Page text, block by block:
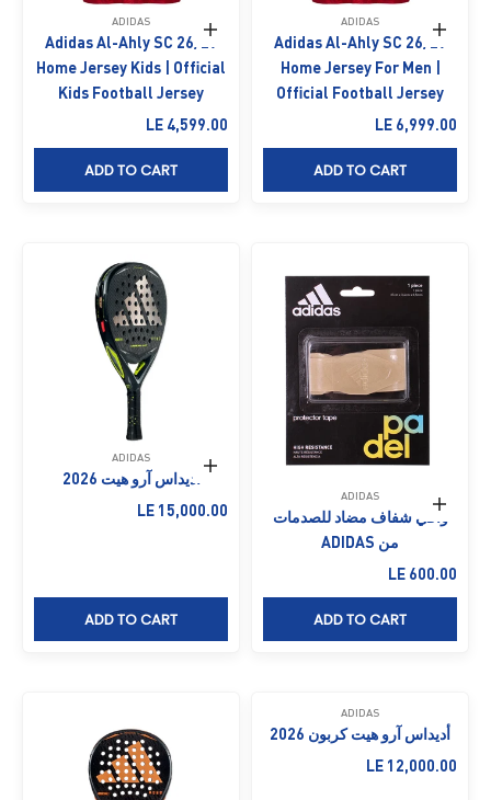
حدِّد الخيارات
ADIDAS
Adidas Al-Ahly SC 26/27
Home Jersey For Men |
Official Football Jersey
السعر بعد الخصم
LE 6,999.00
ADD TO CART
حدِّد الخيارات
ADIDAS
Adidas Al-Ahly SC 26/27
Home Jersey Kids | Official
Kids Football Jersey
السعر بعد الخصم
LE 4,599.00
ADD TO CART
إضافة إلى السلة
ADIDAS
واقي شفاف مضاد للصدمات
من ADIDAS
السعر بعد الخصم
LE 600.00
ADD TO CART
إضافة إلى السلة
ADIDAS
أديداس آرو هيت 2026
السعر بعد الخصم
LE 15,000.00
ADD TO CART
ADIDAS
أديداس آرو هيت كربون 2026
السعر بعد الخصم
LE 12,000.00